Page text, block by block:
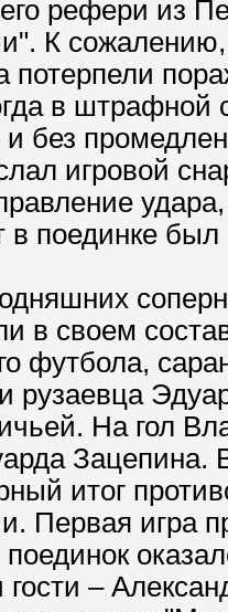
рефери из
К
потерпели
в
без
игровой
в поединке был
в своем
футбола,
рузаевца
На гол
итог
Первая игра
гости –